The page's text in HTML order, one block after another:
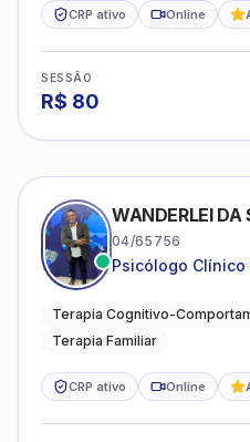
CRP ativo Online
SESSÃO
R$ 80
WANDERLEI DA
04/65756
Psicólogo Clínico
sistêmica
Terapia Cognitivo-
Terapia Familiar
CRP ativo Online